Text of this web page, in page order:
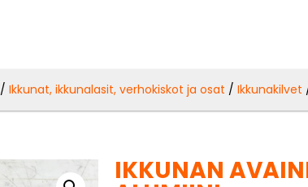
/Ikkunat, ikkunalasit, verhokiskot ja osat /Ikkunakilvet
IKKUNAN